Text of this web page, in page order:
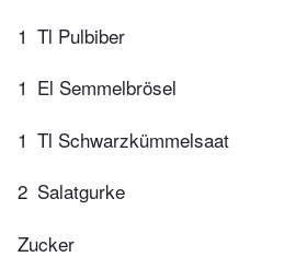
1 Tl Pulbiber
1 El Semmelbrösel
1 Tl Schwarzkümmelsaat
2 Salatgurke
Zucker